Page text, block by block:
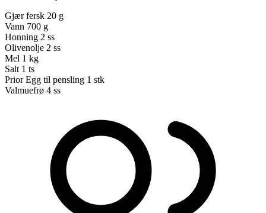
Gjær fersk 20 g
Vann 700 g
Honning 2 ss
Olivenolje 2 ss
Mel 1 kg
Salt 1 ts
Prior Egg til pensling 1 stk
Valmuefrø 4 ss